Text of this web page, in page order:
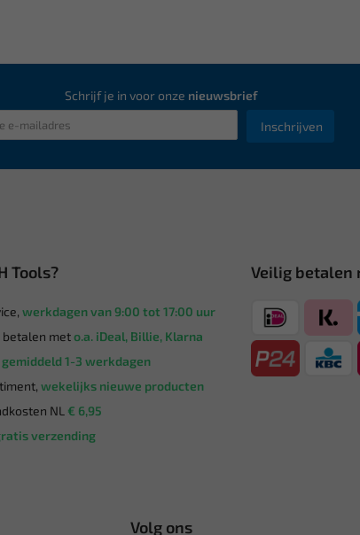
Schrijf je in voor onze nieuwsbrief
Inschrijven
Tools?
werkdagen van 9:00 tot 17:00 uur
betalen meto.a. iDeal, Billie, Klarna
gemiddeld 1-3 werkdagen
wekelijks nieuwe producten
NL € 6,95
verzending
Veilig betalen
Volg ons